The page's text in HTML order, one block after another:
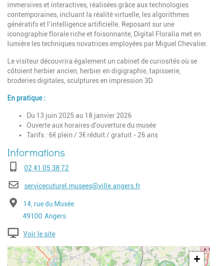
immersives et interactives, réalisées grâce aux technologies
contemporaines, incluant la réalité virtuelle, les algorithmes
génératifs et l’intelligence artificielle. Reposant sur une
iconographie florale riche et foisonnante, Digital Floralia met en
lumière les techniques novatrices employées par Miguel Chevalier.
Le visiteur découvrira également un cabinet de curiosités où se
côtoient herbier ancien, herbier en digigraphie, tapisserie,
broderies digitales, sculptures en impression 3D.
En pratique :
Du 13 juin 2025 au 18 janvier 2026
Ouverte aux horaires d'ouverture du musée
Tarifs : 6€ plein / 3€ réduit / gratuit - 26 ans
Téléphone02 41 05 38 72
E-mailservicecuturel.musees@ville.angers.fr
Adresse14, rue du Musée
Code postal
49100 Ville
Angers
Voir le site
Geolocalisation
+